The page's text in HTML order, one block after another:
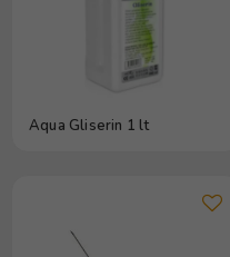
Aqua Gliserin 1 lt